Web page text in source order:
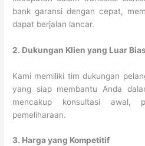
bank garansi dengan cepat,
dapat berjalan lancar.
2. Dukungan Klien yang Luar
Kami memiliki tim dukungan
yang siap membantu Anda
mencakup konsultasi awal,
pemeliharaan.
3. Harga yang Kompetitif